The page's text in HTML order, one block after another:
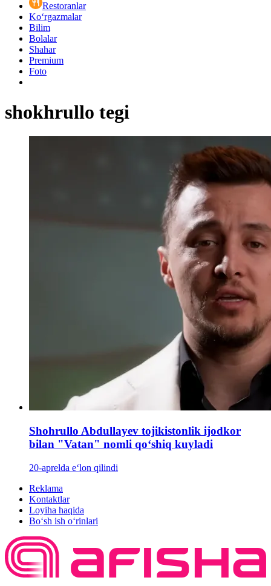
Restoranlar
Ko‘rgazmalar
Bilim
Bolalar
Shahar
Premium
Foto
shokhrullo tegi
Shohrullo Abdullayev tojikistonlik ijodkor
bilan "Vatan" nomli qoʻshiq kuyladi
20-aprelda e‘lon qilindi
Reklama
Kontaktlar
Loyiha haqida
Bo‘sh ish o‘rinlari